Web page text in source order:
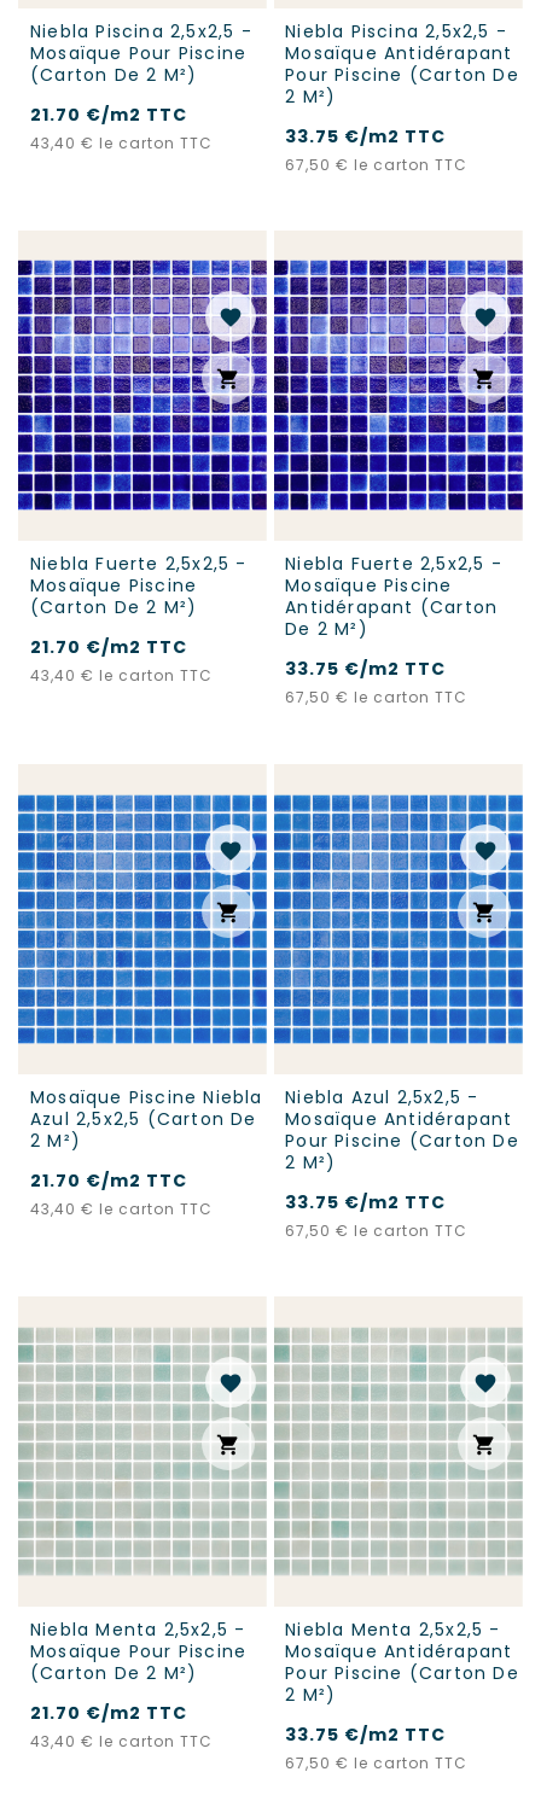
Niebla Piscina 2,5x2,5 -
Mosaïque Pour Piscine
(carton De 2 M²)
21.70 €/m2 TTC
43,40 € le carton TTC
Niebla Piscina 2,5x2,5 -
Mosaïque Antidérapant
Pour Piscine (carton De
2 M²)
33.75 €/m2 TTC
67,50 € le carton TTC
Niebla Fuerte 2,5x2,5 -
Mosaïque Piscine
(carton De 2 M²)
21.70 €/m2 TTC
43,40 € le carton TTC
favorite
shopping_cart
Niebla Fuerte 2,5x2,5 -
Mosaïque Piscine
Antidérapant (carton
De 2 M²)
33.75 €/m2 TTC
67,50 € le carton TTC
favorite
shopping_cart
Mosaïque Piscine Niebla
Azul 2,5x2,5 (carton De
2 M²)
21.70 €/m2 TTC
43,40 € le carton TTC
favorite
shopping_cart
Niebla Azul 2,5x2,5 -
Mosaïque Antidérapant
Pour Piscine (carton De
2 M²)
33.75 €/m2 TTC
67,50 € le carton TTC
favorite
shopping_cart
Niebla Menta 2,5x2,5 -
Mosaïque Pour Piscine
(carton De 2 M²)
21.70 €/m2 TTC
43,40 € le carton TTC
favorite
shopping_cart
Niebla Menta 2,5x2,5 -
Mosaïque Antidérapant
Pour Piscine (carton De
2 M²)
33.75 €/m2 TTC
67,50 € le carton TTC
favorite
shopping_cart